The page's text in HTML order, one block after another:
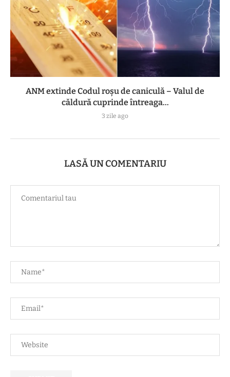
ANM extinde Codul roșu de caniculă – Valul de
căldură cuprinde întreaga...
3 zile ago
LASĂ UN COMENTARIU